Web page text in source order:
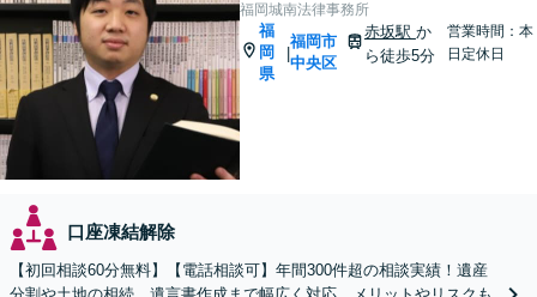
福岡城南法律事務所
福
岡
県
|
福岡市
中央区
赤坂駅 か
ら徒歩5分
営業時間：本
日定休日
口座凍結解除
【初回相談60分無料】【電話相談可】年間300件超の相談実績！遺産